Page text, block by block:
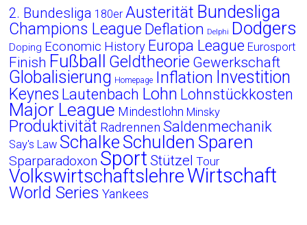
2. Bundesliga 180er Austerität Bundesliga
Champions League Deflation Delphi Dodgers
Doping Economic History Europa League Eurosport
Finish Fußball Geldtheorie Gewerkschaft
Globalisierung Homepage Inflation Investition
Keynes Lautenbach Lohn Lohnstückkosten
Major League Mindestlohn Minsky
Produktivität Radrennen Saldenmechanik
Say's Law Schalke Schulden Sparen
Sparparadoxon Sport Stützel Tour
VolkswirtschaftslehreWirtschaft
World Series Yankees